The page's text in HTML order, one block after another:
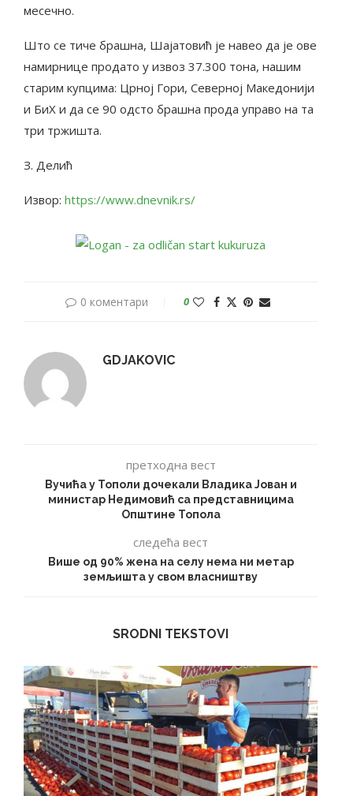
месечно.
Што се тиче брашна, Шајатовић је навео да је ове
намирнице продато у извоз 37.300 тона, нашим
старим купцима: Црној Гори, Северној Македонији
и БиХ и да се 90 одсто брашна прода управо на та
три тржишта.
З. Делић
Извор: https://www.dnevnik.rs/
0 коментари 0
GDJAKOVIC
претходна вест
Вучића у Тополи дочекали Владика Јован и
министар Недимовић са представницима
Општине Топола
следећа вест
Више од 90% жена на селу нема ни метар
земљишта у свом власништву
SRODNI TEKSTOVI